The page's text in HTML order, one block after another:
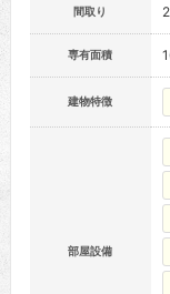
間取り
専有面積
建物特徴
部屋設備